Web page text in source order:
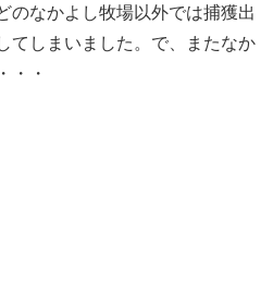
のなかよし牧場以外では捕獲出
てしまいました。で、またなか
・・